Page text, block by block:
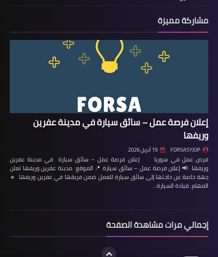
مشاركة مميزة
إعلان فرصة عمل – سائق سيارة في مدينة عفرين
وريفها
FORSASYJOP 19 أبريل 2026
فرص عمل في سوريا إعلان فرصة عمل – سائق سيارة في مدينة عفرين
وريفها 📢 إعلان فرصة عمل – سائق سيارة 📍 الموقع: مدينة عفرين وريفها تعلن
جهة خاصة عن حاجتها إلى سائق سيارة للعمل ضمن فريقها في عفرين وريفها. 🔹
المهام: قيادة السيارة…
إجمالي مرات مشاهدة الصفحة